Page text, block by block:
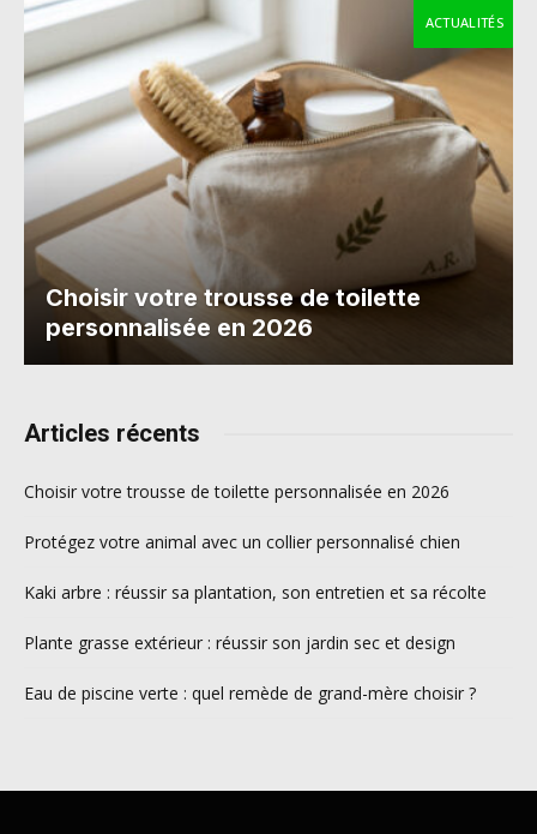
ACTUALITÉS
Choisir votre trousse de toilette
personnalisée en 2026
Articles récents
Choisir votre trousse de toilette personnalisée en 2026
Protégez votre animal avec un collier personnalisé chien
Kaki arbre : réussir sa plantation, son entretien et sa récolte
Plante grasse extérieur : réussir son jardin sec et design
Eau de piscine verte : quel remède de grand-mère choisir ?